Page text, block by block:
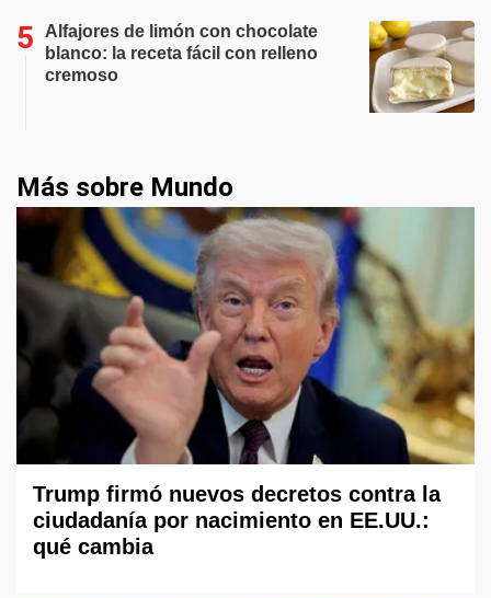
Alfajores de limón con chocolate
blanco: la receta fácil con relleno
cremoso
Más sobre Mundo
Trump firmó nuevos decretos contra la
ciudadanía por nacimiento en EE.UU.:
qué cambia